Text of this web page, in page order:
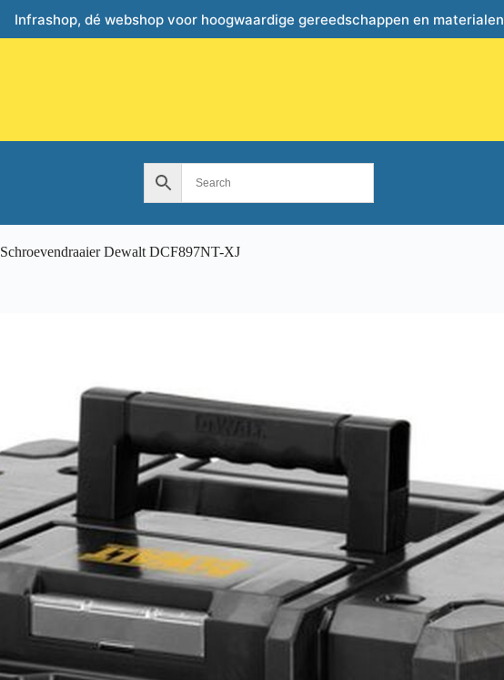
Infrashop, dé webshop voor hoogwaardige gereedschappen en materialen
Schroevendraaier Dewalt DCF897NT-XJ